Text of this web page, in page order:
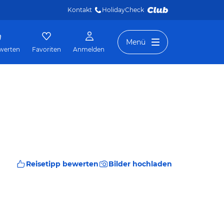
Kontakt HolidayCheck
Favoriten Anmelden
Menü
Reisetipp bewerten Bilder hochladen